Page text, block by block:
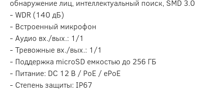
обнаружение лиц, интеллектуальный поиск, SMD 3.0
- WDR (140 дБ)
- Встроенный микрофон
- Аудио вх./вых.: 1/1
- Тревожные вх./вых.: 1/1
- Поддержка microSD емкостью до 256 ГБ
- Питание: DC 12 В / PoE / ePoE
- Степень защиты: IP67